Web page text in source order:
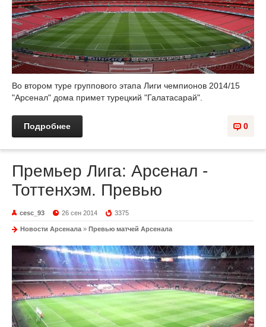
Во втором туре группового этапа Лиги чемпионов 2014/15
"Арсенал" дома примет турецкий "Галатасарай".
0
Подробнее
Премьер Лига: Арсенал -
Тоттенхэм. Превью
cesc_93 26 сен 2014 3375
Новости Арсенала » Превью матчей Арсенала